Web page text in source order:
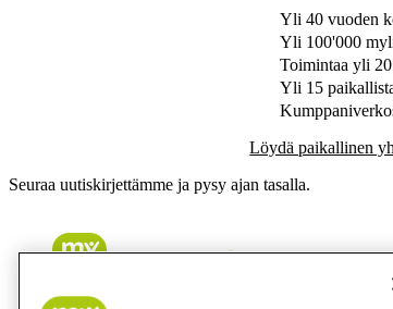
Yli 40 vuoden
Yli 100'000
Toimintaa yli
Yli 15
Löydä paikallinen
Seuraa uutiskirjettämme ja pysy ajan tasalla.